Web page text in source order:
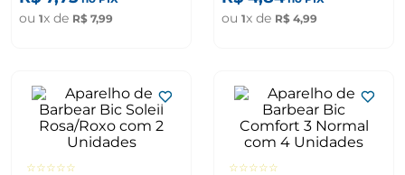
ou 1x de R$ 7,99 ou 1x de R$ 4,99
☆☆☆☆☆
☆☆☆☆☆